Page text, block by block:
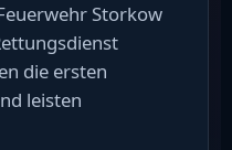
Storkow
die ersten
leisten